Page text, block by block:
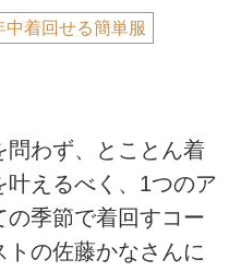
中着回せる簡単服
問わず、とことん着
叶えるべく、1つのア
の季節で着回すコー
の佐藤かなさんに